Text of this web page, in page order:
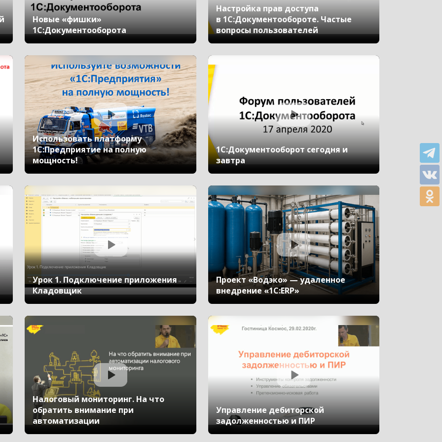
Новые «фишки»
1С:Документооборота
Настройка прав доступа
в 1С:Документообороте. Частые
вопросы пользователей
Использовать платформу
1С:Предприятие на полную
мощность!
1С:Документооборот сегодня и
завтра
Урок 1. Подключение приложения
Кладовщик
Проект «Водэко» — удаленное
внедрение «1С:ERP»
Налоговый мониторинг. На что
обратить внимание при
автоматизации
Управление дебиторской
задолженностью и ПИР